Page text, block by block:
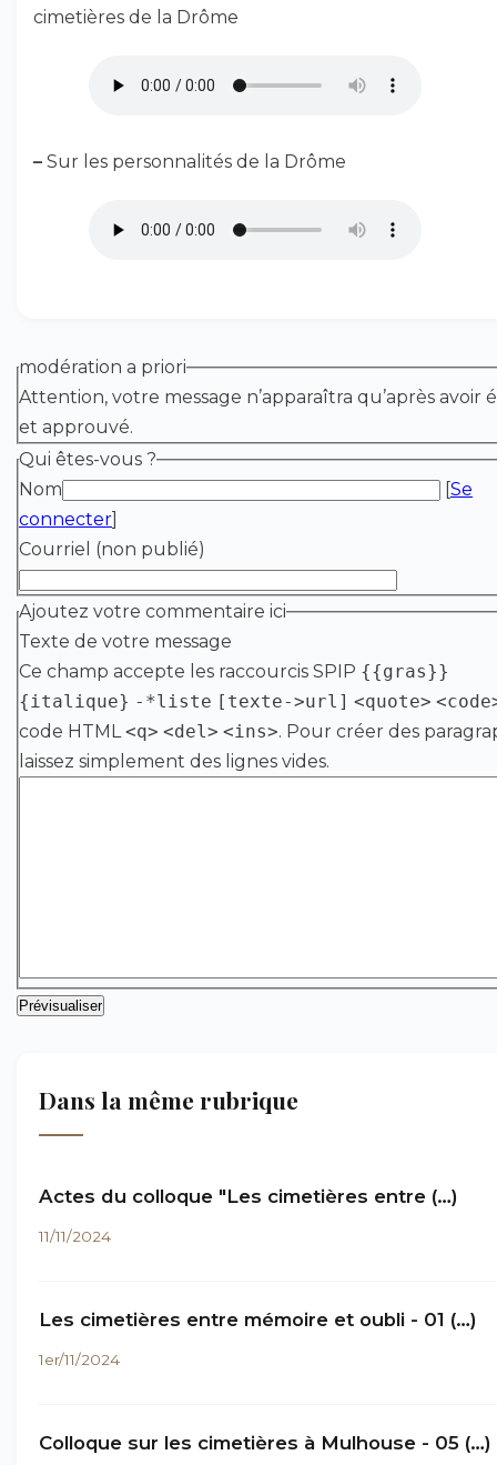
cimetières de la Drôme
– Sur les personnalités de la Drôme
modération a priori
Attention, votre message n’apparaîtra qu’après avoir
et approuvé.
Qui êtes-vous ?
Nom
[Se
connecter]
Courriel (non publié)
Ajoutez votre commentaire ici
Texte de votre message
Ce champ accepte les raccourcis SPIP {{gras}}
{italique} -*liste [texte->url] <quote>
code HTML<q> <del> <ins>. Pour créer des
laissez simplement des lignes vides.
Dans la même rubrique
Actes du colloque "Les cimetières entre (…)
11/11/2024
Les cimetières entre mémoire et oubli - 01 (…)
1er/11/2024
Colloque sur les cimetières à Mulhouse - 05 (…)